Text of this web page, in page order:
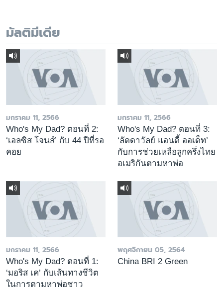
เลือกภาษา
มัลติมีเดีย
มกราคม 11, 2566
Who's My Dad? ตอนที่ 2:
‘เอลซิส โจนส์’ กับ 44 ปีที่รอ
คอย
มกราคม 11, 2566
Who's My Dad? ตอนที่ 3:
‘ลัดดาวัลย์ แอนดี้ ออเด็ท’
กับการช่วยเหลือลูกครึ่งไทย
อเมริกันตามหาพ่อ
มกราคม 11, 2566
Who's My Dad? ตอนที่ 1:
‘มอริส เค’ กับเส้นทางชีวิต
ในการตามหาพ่อชาว
พฤศจิกายน 05, 2564
China BRI 2 Green